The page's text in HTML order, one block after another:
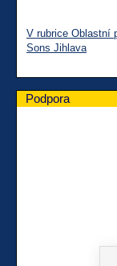
V rubrice Oblastní
Sons Jihlava
Podpora